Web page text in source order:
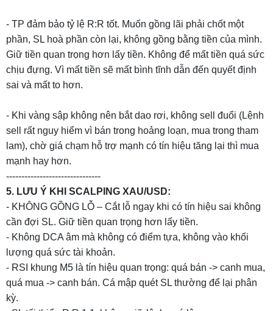
- TP đảm bảo tỷ lệ R:R tốt. Muốn gồng lãi phải chốt một
phần, SL hoà phần còn lại, không gồng bằng tiền của mình.
Giữ tiền quan trọng hơn lấy tiền. Không để mất tiền quá sức
chịu đựng. Vì mất tiền sẽ mất bình tĩnh dẫn đến quyết định
sai và mất to hơn.
- Khi vàng sập không nên bắt dao rơi, không sell đuổi (Lệnh
sell rất nguy hiểm vì bán trong hoảng loạn, mua trong tham
lam), chờ giá chạm hỗ trợ mạnh có tín hiệu tăng lại thì mua
mạnh hay hơn.
-------------------------------
5. LƯU Ý KHI SCALPING XAU/USD:
- KHÔNG GỒNG LỖ – Cắt lỗ ngay khi có tín hiệu sai không
cần đợi SL. Giữ tiền quan trọng hơn lấy tiền.
- Không DCA âm mà không có điểm tựa, không vào khối
lượng quá sức tài khoản.
- RSI khung M5 là tín hiệu quan trọng: quá bán -> canh mua,
quá mua -> canh bán. Cá mập quét SL thường để lại phân
kỳ.